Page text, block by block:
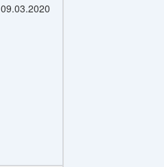
09.03.2020